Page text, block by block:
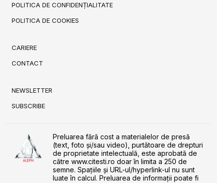
POLITICA DE CONFIDENȚIALITATE
POLITICA DE COOKIES
CARIERE
CONTACT
NEWSLETTER
SUBSCRIBE
Preluarea fără cost a materialelor de presă
(text, foto și/sau video), purtătoare de drepturi
de proprietate intelectuală, este aprobată de
către www.citesti.ro doar în limita a 250 de
semne. Spaţiile şi URL-ul/hyperlink-ul nu sunt
luate în calcul. Preluarea de informaţii poate fi